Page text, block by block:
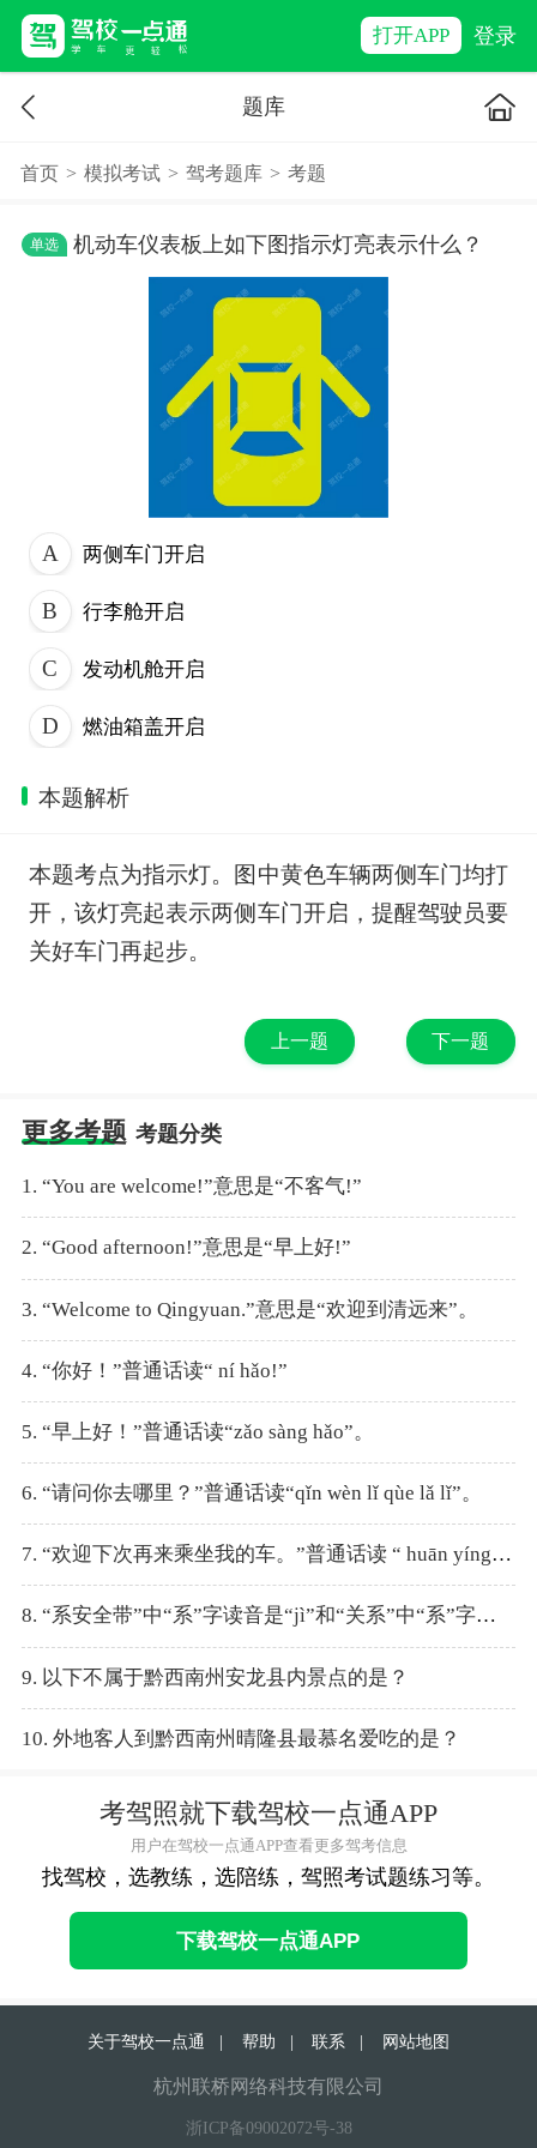
打开APP 登录
题库
首页 > 模拟考试 > 驾考题库 > 考题
单选 机动车仪表板上如下图指示灯亮表示什么？
两侧车门开启
行李舱开启
发动机舱开启
燃油箱盖开启
本题解析
本题考点为指示灯。图中黄色车辆两侧车门均打
开，该灯亮起表示两侧车门开启，提醒驾驶员要
关好车门再起步。
上一题 下一题
更多考题 考题分类
1. “You are welcome!”意思是“不客气!”
2. “Good afternoon!”意思是“早上好!”
3. “Welcome to Qingyuan.”意思是“欢迎到清远来”。
4. “你好！”普通话读“ ní hǎo!”
5. “早上好！”普通话读“zǎo sàng hǎo”。
6. “请问你去哪里？”普通话读“qǐn wèn lǐ qùe lǎ lǐ”。
7. “欢迎下次再来乘坐我的车。”普通话读 “ huān yíng xìa cì zài lái chéng zuò wǒ de chē”。
8. “系安全带”中“系”字读音是“jì”和“关系”中“系”字读音是 “xì”。
9. 以下不属于黔西南州安龙县内景点的是？
10. 外地客人到黔西南州晴隆县最慕名爱吃的是？
考驾照就下载驾校一点通APP
用户在驾校一点通APP查看更多驾考信息
找驾校，选教练，选陪练，驾照考试题练习等。
下载驾校一点通APP
关于驾校一点通 | 帮助 | 联系 | 网站地图
杭州联桥网络科技有限公司
浙ICP备09002072号-38